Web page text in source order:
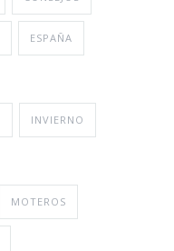
ESPAÑA
INVIERNO
MOTEROS